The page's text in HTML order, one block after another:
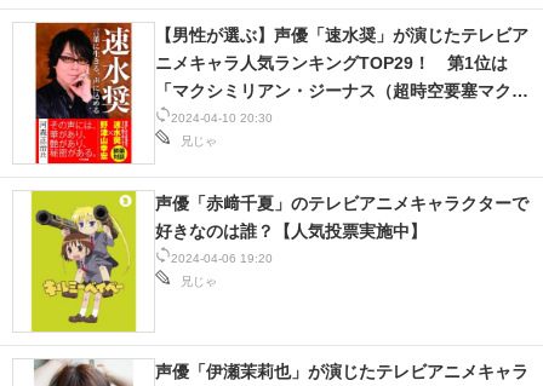
2024-04-10 20:30
兄じゃ
【男性が選ぶ】声優「速水奨」が演じたテレビア
ニメキャラ人気ランキングTOP29！ 第1位は
「マクシミリアン・ジーナス（超時空要塞マクロ
ス）」【2024年最新投票結果】
2024-04-06 19:20
兄じゃ
声優「赤﨑千夏」のテレビアニメキャラクターで
好きなのは誰？【人気投票実施中】
声優「伊瀬茉莉也」が演じたテレビアニメキャラ